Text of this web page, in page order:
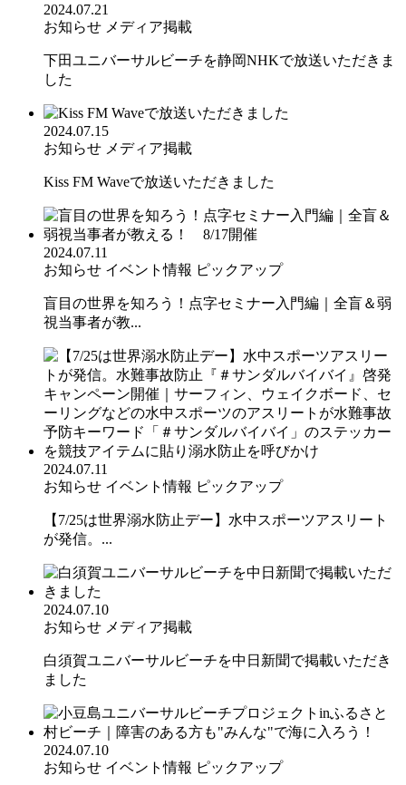
2024.07.21
お知らせ メディア掲載
下田ユニバーサルビーチを静岡NHKで放送いただきま
した
2024.07.15
お知らせ メディア掲載
Kiss FM Waveで放送いただきました
2024.07.11
お知らせ イベント情報 ピックアップ
盲目の世界を知ろう！点字セミナー入門編｜全盲＆弱
視当事者が教...
2024.07.11
お知らせ イベント情報 ピックアップ
【7/25は世界溺水防止デー】水中スポーツアスリート
が発信。...
2024.07.10
お知らせ メディア掲載
白須賀ユニバーサルビーチを中日新聞で掲載いただき
ました
2024.07.10
お知らせ イベント情報 ピックアップ